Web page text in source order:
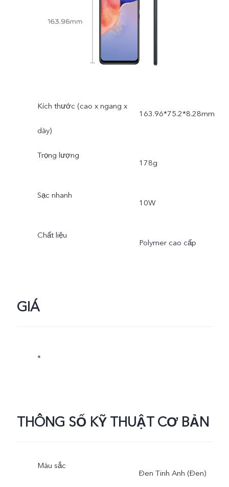
Kích thước (cao x ngang x
dày)
163.96*75.2*8.28mm
Trọng lượng
178g
Sạc nhanh
10W
Chất liệu
Polymer cao cấp
GIÁ
*
THÔNG SỐ KỸ THUẬT CƠ BẢN
Màu sắc
Đen Tinh Anh (Đen)